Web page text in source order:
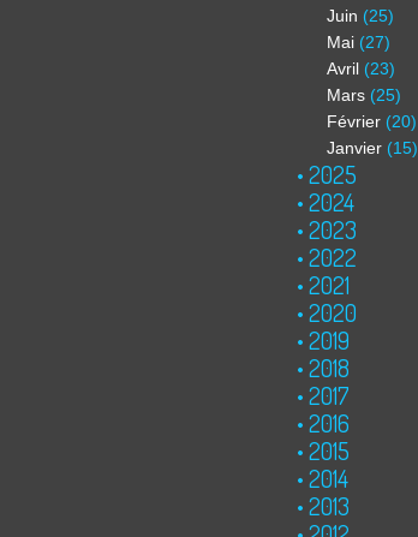
Juin (25)
Mai (27)
Avril (23)
Mars (25)
Février (20)
Janvier (15)
2025
2024
2023
2022
2021
2020
2019
2018
2017
2016
2015
2014
2013